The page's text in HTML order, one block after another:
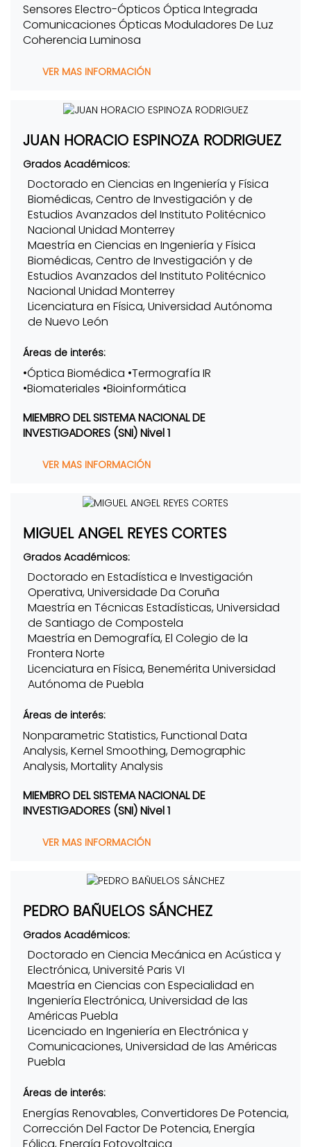
Sensores Electro-Ópticos Óptica Integrada
Comunicaciones Ópticas Moduladores De Luz
Coherencia Luminosa
VER MAS INFORMACIÓN
JUAN HORACIO ESPINOZA RODRIGUEZ
Grados Académicos:
Doctorado en Ciencias en Ingeniería y Física
Biomédicas, Centro de Investigación y de
Estudios Avanzados del Instituto Politécnico
Nacional Unidad Monterrey
Maestría en Ciencias en Ingeniería y Física
Biomédicas, Centro de Investigación y de
Estudios Avanzados del Instituto Politécnico
Nacional Unidad Monterrey
Licenciatura en Física, Universidad Autónoma
de Nuevo León
Áreas de interés:
•Óptica Biomédica •Termografía IR
•Biomateriales •Bioinformática
MIEMBRO DEL SISTEMA NACIONAL DE
INVESTIGADORES (SNI) Nivel 1
VER MAS INFORMACIÓN
MIGUEL ANGEL REYES CORTES
Grados Académicos:
Doctorado en Estadística e Investigación
Operativa, Universidade Da Coruña
Maestría en Técnicas Estadísticas, Universidad
de Santiago de Compostela
Maestría en Demografía, El Colegio de la
Frontera Norte
Licenciatura en Física, Benemérita Universidad
Autónoma de Puebla
Áreas de interés:
Nonparametric Statistics, Functional Data
Analysis, Kernel Smoothing, Demographic
Analysis, Mortality Analysis
MIEMBRO DEL SISTEMA NACIONAL DE
INVESTIGADORES (SNI) Nivel 1
VER MAS INFORMACIÓN
PEDRO BAÑUELOS SÁNCHEZ
Grados Académicos:
Doctorado en Ciencia Mecánica en Acústica y
Electrónica, Université Paris VI
Maestría en Ciencias con Especialidad en
Ingeniería Electrónica, Universidad de las
Américas Puebla
Licenciado en Ingeniería en Electrónica y
Comunicaciones, Universidad de las Américas
Puebla
Áreas de interés:
Energías Renovables, Convertidores De Potencia,
Corrección Del Factor De Potencia, Energía